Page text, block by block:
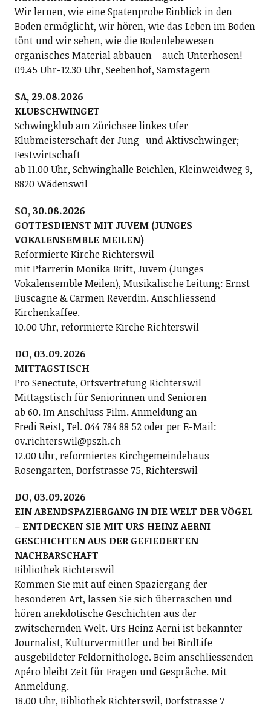
Wir lernen, wie eine Spatenprobe Einblick in den
Boden ermöglicht, wir hören, wie das Leben im Boden
tönt und wir sehen, wie die Bodenlebewesen
organisches Material abbauen – auch Unterhosen!
09.45 Uhr-12.30 Uhr, Seebenhof, Samstagern
SA, 29.08.2026
KLUBSCHWINGET
Schwingklub am Zürichsee linkes Ufer
Klubmeisterschaft der Jung- und Aktivschwinger;
Festwirtschaft
ab 11.00 Uhr, Schwinghalle Beichlen, Kleinweidweg 9,
8820 Wädenswil
SO, 30.08.2026
GOTTESDIENST MIT JUVEM (JUNGES
VOKALENSEMBLE MEILEN)
Reformierte Kirche Richterswil
mit Pfarrerin Monika Britt, Juvem (Junges
Vokalensemble Meilen), Musikalische Leitung: Ernst
Buscagne & Carmen Reverdin. Anschliessend
Kirchenkaffee.
10.00 Uhr, reformierte Kirche Richterswil
DO, 03.09.2026
MITTAGSTISCH
Pro Senectute, Ortsvertretung Richterswil
Mittagstisch für Seniorinnen und Senioren
ab 60. Im Anschluss Film. Anmeldung an
Fredi Reist, Tel. 044 784 88 52 oder per E-Mail:
ov.richterswil@pszh.ch
12.00 Uhr, reformiertes Kirchgemeindehaus
Rosengarten, Dorfstrasse 75, Richterswil
DO, 03.09.2026
EIN ABENDSPAZIERGANG IN DIE WELT DER VÖGEL
– ENTDECKEN SIE MIT URS HEINZ AERNI
GESCHICHTEN AUS DER GEFIEDERTEN
NACHBARSCHAFT
Bibliothek Richterswil
Kommen Sie mit auf einen Spaziergang der
besonderen Art, lassen Sie sich überraschen und
hören anekdotische Geschichten aus der
zwitschernden Welt. Urs Heinz Aerni ist bekannter
Journalist, Kulturvermittler und bei BirdLife
ausgebildeter Feldornithologe. Beim anschliessenden
Apéro bleibt Zeit für Fragen und Gespräche. Mit
Anmeldung.
18.00 Uhr, Bibliothek Richterswil, Dorfstrasse 7